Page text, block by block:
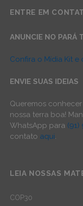
ENTRE EM
ANUNCIE NO PARÁ
Confira o Mídia Kit
ENVIE SUAS IDEIAS
Queremos
nossa terra boa!
WhatsApp para (91)
contato aqui.
LEIA NOSSAS
COP30